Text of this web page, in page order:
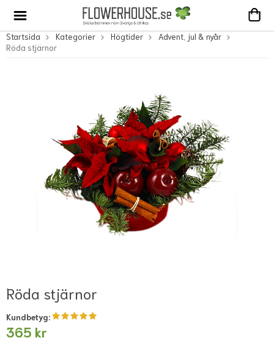
Startsida Kategorier Högtider
Advent, jul & nyår
Röda stjärnor
Röda stjärnor
Kundbetyg:
365 kr